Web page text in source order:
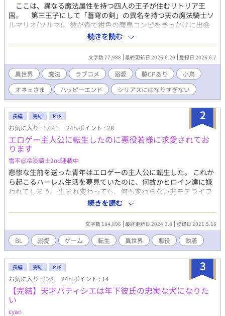
ここは、異なる魔法属性を持つ四人の王子が住むリトリア王
国。 第三王子にして「蒼穹の剣」の異名を持つ天の魔法騎士ソ
ルマリオ(ソルマ)。彼が森で紺色の魔鳥コンピをきっかけに出会
ったのは、美しき暗黒舞踏魔導士「黒姫様」ピエリス(エリス)だ
った。 男でありながら暗殺者の里で「姫」として育てられたエリ
スは、手指を駆使したキレのある暗黒舞踏で相手の精神を壊す最
凶のツンデレ。 そんなエリスに一目惚れしたソルマの猛アタック
により、二人(と一羽)は、なし崩し的に行動を共にすることに。
襲い来る刺客を相手にド派手な魔法で次々と無双していく二人。
戦闘の後は、暗殺者の里からエリスを救い出した伝説のオネェさ
ま、デイジーが営む酒場『孔雀の扇(ピーコックエヴァンタイ
ユ)』で、美味しい料理と黒月（瓶ビール）を浴びるように飲み干
す、賑やかでハッピーな日々。 だが、エリスの喉元には今も呪
いのチョーカーが嵌められている。「従属」の呪縛は解いたはず
なのに、なぜか外れない謎の首輪……そこには、まだ本人も気づ
いていない「精通抑制」と、王家を憎む女公爵マハリヤの不穏な
気配が漂っていた。 陽キャで天真爛漫青ハッピーな天の魔法騎
士(蒼穹の剣)×クールビューティだけど可憐でかわいいツンデレ
暗黒舞踏魔導士(黒姫様) ドS眼鏡執事×天才第四王子CPもあり。 ⭐︎
お久しぶりすぎでリハビリがてらに、ゆっくり書いています。 ⭐︎
それでも色々ゆるゆる設定です。矛盾があればごめんなさい。 ⭐︎
視点が数話ごとに変わるので話のタイトルに名前を入れていま
す。 ⭐︎R18には＊を付けます。最後の方のみ少なめ予定です。
⭐︎70000〜80000字くらいの予定です。
続きを読む
文字数 77,988 最終更新日 2026.6.20 登録日 2026.6.7
異世界 魔法 ラブコメ 溺愛 脇CPあり
小鳥
オネェさま
ハッピーエンド シリアスにはなりすぎない
2
長編 完結 R18
お気に入り : 1,641 24h.ポイント : 28
エロゲー主人公に転生したのに悪役若様に求愛されてお
ります
雪平@冷淡騎士2nd連載中
悲惨な生前を送った青年はエロゲーの主人公に転生した。 これか
ら起こるハーレム生活を夢見ていたのに、何故かヒロイン達に嫌
われてしまう。 生まれ変わっても、何も変わらない非モテライフ
に心が折れそうになった時…目の前には超絶美形が… 女の子だっ
たら嬉しいが、それは悪役魔王で何故か主人公に急接近する。 敵
の筈なのに、なんかこの展開可笑しくないか？ クール、最強、超
美形、スパダリの魔王に求愛されています。 性欲魔人王×賞金首
ハンターエロゲー主人公 「お前は俺に愛されていればいいんだ、
返事はハイだろ？」 「いいえに決まってるだろ！選択肢くれ
ー！！」 ※脇CPありません。 メインCPで話が進みます。
続きを読む
文字数 184,896 最終更新日 2024.3.8 登録日 2021.5.16
BL 溺愛 ゲーム 転生 異世界 悪役 執着
3
長編 完結 R18
お気に入り : 128 24h.ポイント : 14
【完結】天才パティシエは年下彼氏の忠実な犬になりた
い
cyan